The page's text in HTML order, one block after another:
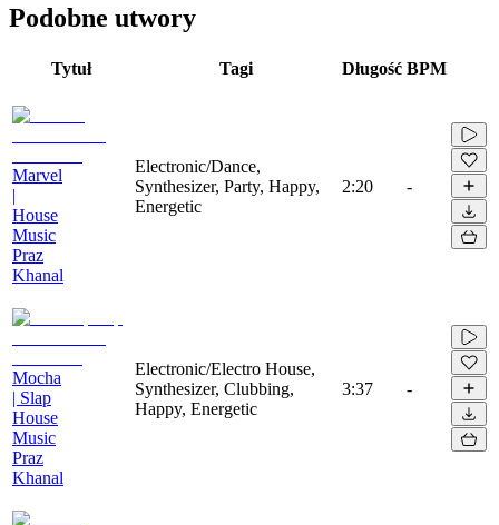
Podobne utwory
Tytuł Tagi Długość BPM
Marvel
|
House
Music
Praz
Khanal
Electronic/Dance,
Synthesizer, Party, Happy,
Energetic
2:20 -
Mocha
| Slap
House
Music
Praz
Khanal
Electronic/Electro House,
Synthesizer, Clubbing,
Happy, Energetic
3:37 -